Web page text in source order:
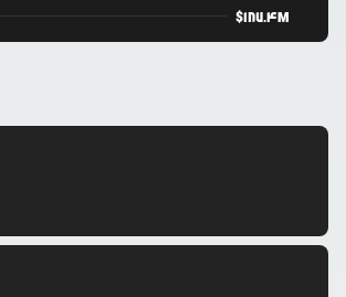
$187.4M